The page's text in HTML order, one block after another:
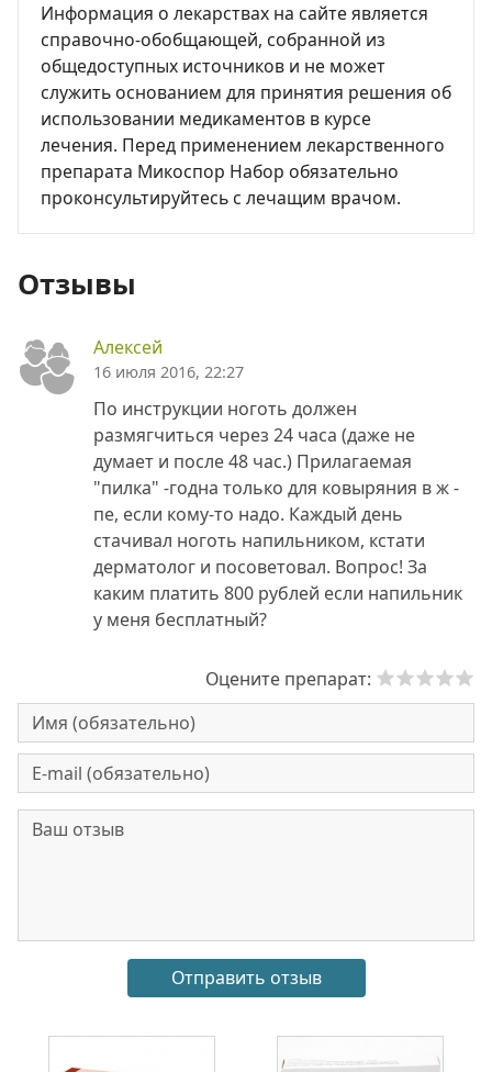
Информация о лекарствах на сайте является
справочно-обобщающей, собранной из
общедоступных источников и не может
служить основанием для принятия решения об
использовании медикаментов в курсе
лечения. Перед применением лекарственного
препарата Микоспор Набор обязательно
проконсультируйтесь с лечащим врачом.
Отзывы
Алексей
16 июля 2016, 22:27
По инструкции ноготь должен
размягчиться через 24 часа (даже не
думает и после 48 час.) Прилагаемая
"пилка" -годна только для ковыряния в ж -
пе, если кому-то надо. Каждый день
стачивал ноготь напильником, кстати
дерматолог и посоветовал. Вопрос! За
каким платить 800 рублей если напильник
у меня бесплатный?
Оцените препарат: